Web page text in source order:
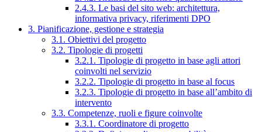
2.4.3. Le basi del sito web: architettura,
informativa privacy, riferimenti DPO
3. Pianificazione, gestione e strategia
3.1. Obiettivi del progetto
3.2. Tipologie di progetti
3.2.1. Tipologie di progetto in base agli attori
coinvolti nel servizio
3.2.2. Tipologie di progetto in base al focus
3.2.3. Tipologie di progetto in base all’ambito di
intervento
3.3. Competenze, ruoli e figure coinvolte
3.3.1. Coordinatore di progetto